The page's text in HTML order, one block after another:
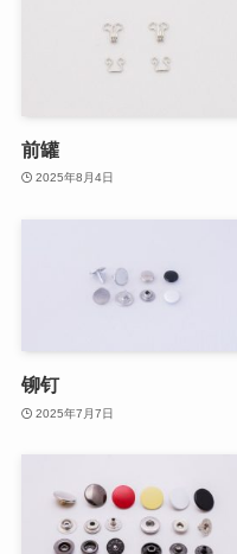
前罐
2025年8月4日
铆钉
2025年7月7日